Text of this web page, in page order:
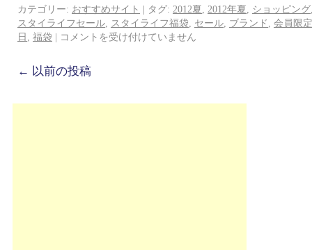
カテゴリー: おすすめサイト | タグ: 2012夏 2012年夏 ショッピング
スタイライフセール
スタイライフ福袋 セール ブランド
会員限定
日
福袋 | コメントを受け付けていません
← 以前の投稿